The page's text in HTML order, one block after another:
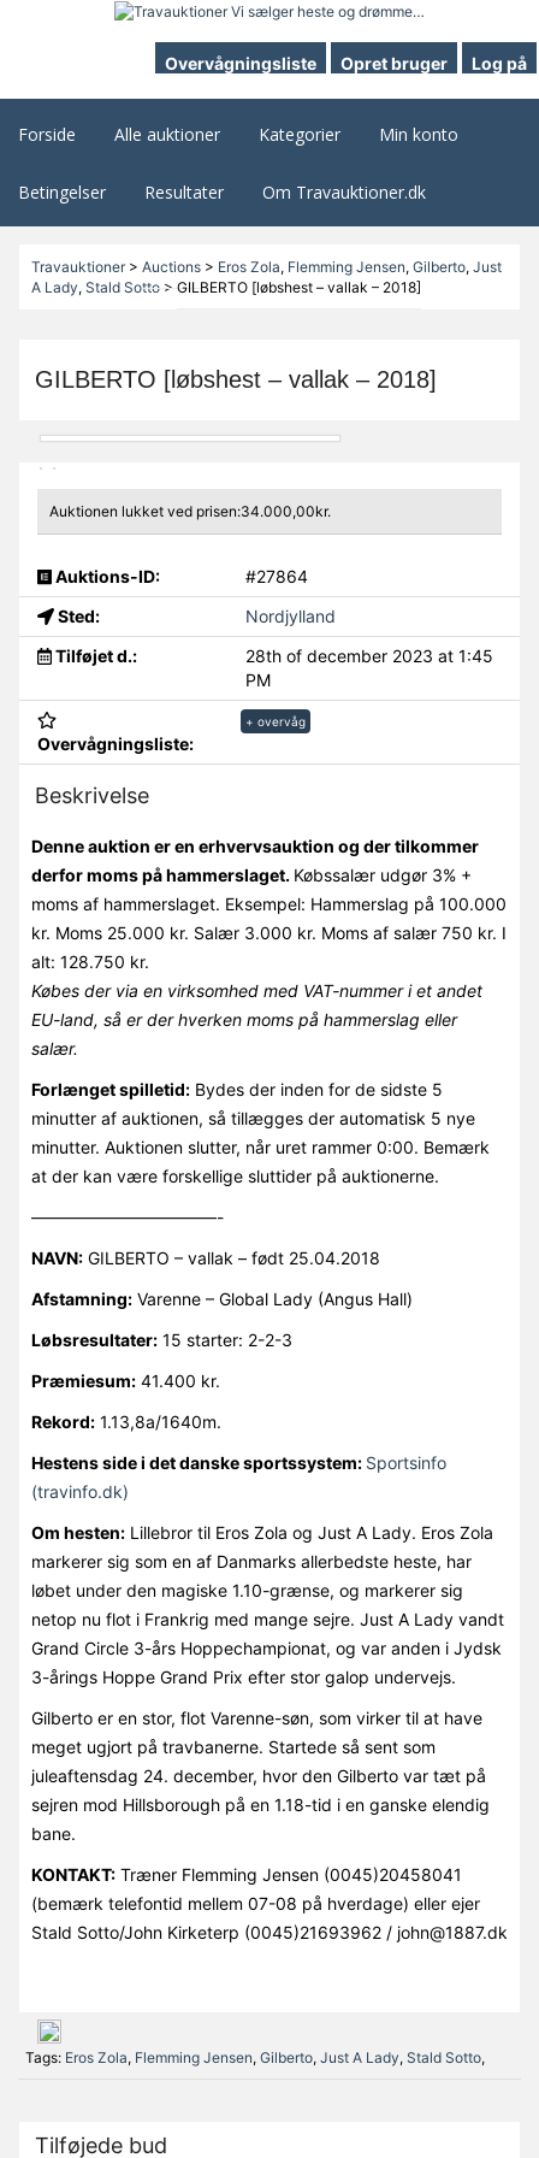
Overvågningsliste Opret bruger Log på
Forside Alle auktioner Kategorier Min konto
Betingelser Resultater Om Travauktioner.dk
Travauktioner> Auctions> Eros Zola, Flemming Jensen, Gilberto, Just
A Lady, Stald Sotto> GILBERTO [løbshest – vallak – 2018]
GILBERTO [løbshest – vallak – 2018]
Auktionen lukket ved prisen:34.000,00kr.
Auktions-ID:
#27864
Sted:
Nordjylland
Tilføjet d.:
28th of december 2023 at 1:45
PM
Overvågningsliste:
+ overvåg
Beskrivelse
Denne auktion er en erhvervsauktion og der tilkommer
derfor moms på hammerslaget. Købssalær udgør 3% +
moms af hammerslaget. Eksempel: Hammerslag på 100.000
kr. Moms 25.000 kr. Salær 3.000 kr. Moms af salær 750 kr. I
alt: 128.750 kr.
Købes der via en virksomhed med VAT-nummer i et andet
EU-land, så er der hverken moms på hammerslag eller
salær.
Forlænget spilletid:Bydes der inden for de sidste 5
minutter af auktionen, så tillægges der automatisk 5 nye
minutter. Auktionen slutter, når uret rammer 0:00. Bemærk
at der kan være forskellige sluttider på auktionerne.
———————————-
NAVN:GILBERTO – vallak – født 25.04.2018
Afstamning:Varenne – Global Lady (Angus Hall)
Løbsresultater:15 starter: 2-2-3
Præmiesum:41.400 kr.
Rekord:1.13,8a/1640m.
Hestens side i det danske sportssystem: Sportsinfo
(travinfo.dk)
Om hesten:Lillebror til Eros Zola og Just A Lady. Eros Zola
markerer sig som en af Danmarks allerbedste heste, har
løbet under den magiske 1.10-grænse, og markerer sig
netop nu flot i Frankrig med mange sejre. Just A Lady vandt
Grand Circle 3-års Hoppechampionat, og var anden i Jydsk
3-årings Hoppe Grand Prix efter stor galop undervejs.
Gilberto er en stor, flot Varenne-søn, som virker til at have
meget ugjort på travbanerne. Startede så sent som
juleaftensdag 24. december, hvor den Gilberto var tæt på
sejren mod Hillsborough på en 1.18-tid i en ganske elendig
bane.
KONTAKT:Træner Flemming Jensen (0045)20458041
(bemærk telefontid mellem 07-08 på hverdage) eller ejer
Stald Sotto/John Kirketerp (0045)21693962 / john@1887.dk
Tags: Eros Zola, Flemming Jensen, Gilberto, Just A Lady, Stald Sotto,
Tilføjede bud